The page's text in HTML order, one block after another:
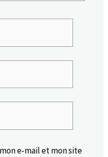
e-mail et mon site